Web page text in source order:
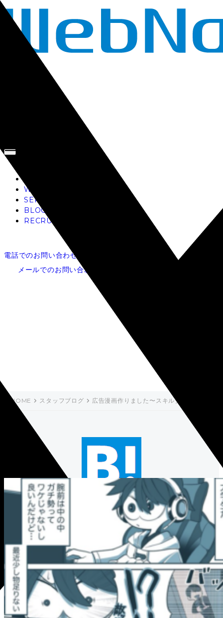
WORKS
SERVICE
BLOG
RECRUIT
電話でのお問い合わせ
メールでのお問い合わせ
広告漫画作りました〜スキル
HOME スタッフブログ 広告漫画作りました〜スキルタウン編〜